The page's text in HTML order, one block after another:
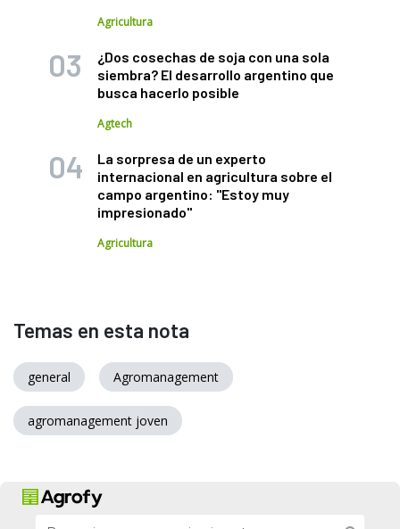
Agricultura
¿Dos cosechas de soja con una sola
siembra? El desarrollo argentino que
busca hacerlo posible
Agtech
La sorpresa de un experto
internacional en agricultura sobre el
campo argentino: "Estoy muy
impresionado"
Agricultura
Temas en esta nota
general Agromanagement
agromanagement joven